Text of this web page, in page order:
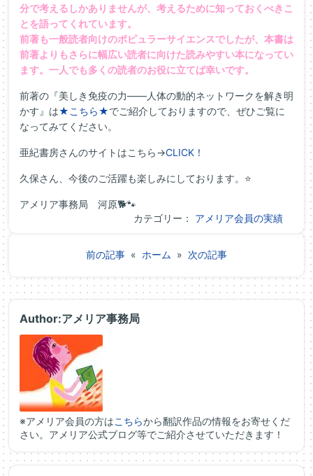
分で考えるしかありませんが、考えるために知っておくべきこ
とを語ってくれています。
前著も一般読者向けのポピュラーサイエンスでしたが、本書は
前著よりもさらに幅広い読者に向けた読みやすい本になってい
ます。一人でも多くの読者のお役に立てば幸いです。
前著の『美しき免疫の力――人体の動的ネットワークを解き明
かす』は★こちら★でご紹介しておりますので、ぜひご覧に
なってみてください。
亜紀書房さんのサイトはこちら→CLICK！
久保さん、今後のご活躍も楽しみにしております。⭐
アメリア事務局 河原🐕🐾
カテゴリー： アメリア会員の実績
前の記事 « ホーム » 次の記事
Author:アメリア事務局
※アメリア会員の方はこちらから翻訳作品の情報をお寄せくだ
さい。アメリア公式ブログ等でご紹介させていただきます！